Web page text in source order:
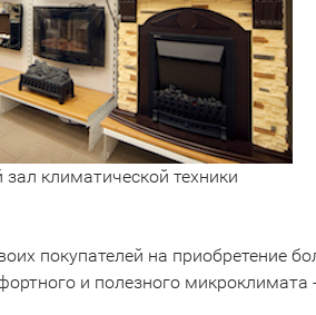
климатической техники
покупателей на приобретение
и полезного